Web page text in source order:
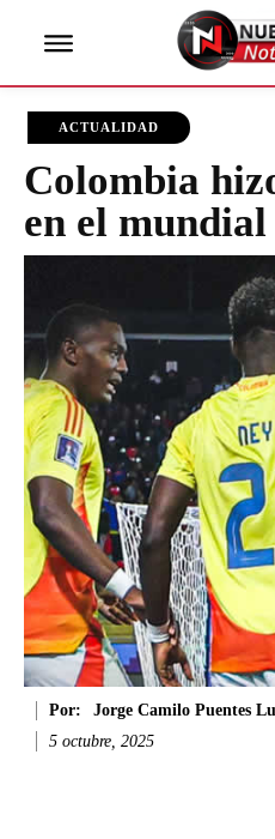
ACTUALIDAD
Colombia
en el mundial
Por:
Jorge Camilo Puentes
5 octubre, 2025